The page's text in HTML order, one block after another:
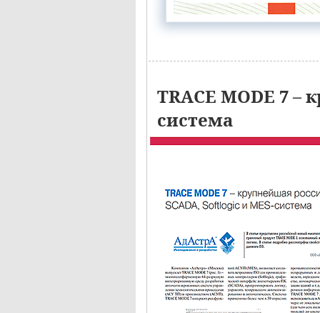
TRACE MODE 7 –
система